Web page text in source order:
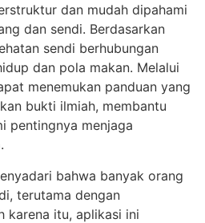
dan mudah dipahami
dan sendi. Berdasarkan
sendi berhubungan
dan pola makan. Melalui
menemukan panduan yang
bukti ilmiah, membantu
pentingnya menjaga
bahwa banyak orang
terutama dengan
karena itu, aplikasi ini